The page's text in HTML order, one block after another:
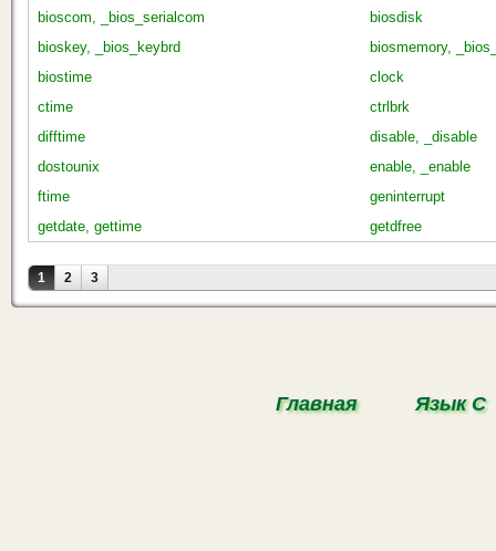
bioscom, _bios_serialcom
biosdisk
bioskey, _bios_keybrd
biosmemory,
biostime
clock
ctime
ctrlbrk
difftime
disable, _disable
dostounix
enable, _enable
ftime
geninterrupt
getdate, gettime
getdfree
Страницы
1 2 3
Главная Язык С